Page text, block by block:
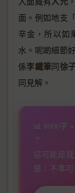
面。例如地支
辛金，所以如
水。呢啲細節
係李鐵筆同徐
同見解。
📊 8000字
？
這可能是
是：不準可